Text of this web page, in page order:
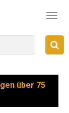
über 75